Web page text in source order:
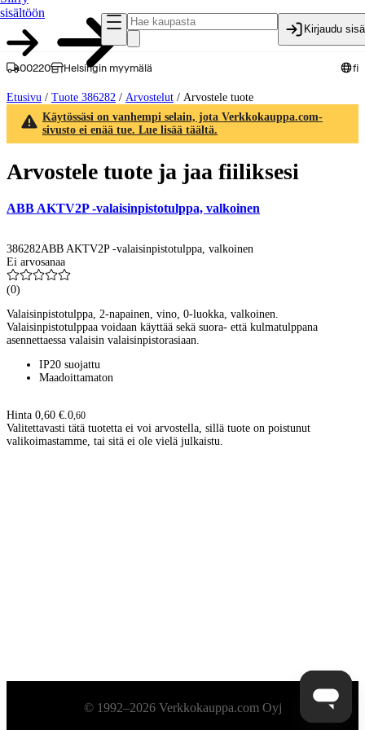
sisältöön
Kirjaudu
00220 Helsingin myymälä fi
Etusivu / Tuote 386282 / Arvostelut / Arvostele tuote
Käytössäsi on vanhempi selain, jota Verkkokauppa.com-
sivusto ei enää tue. Lue lisää täältä.
Arvostele tuote ja jaa fiiliksesi
ABB AKTV2P -valaisinpistotulppa, valkoinen
386282ABB AKTV2P -valaisinpistotulppa, valkoinen
Ei arvosanaa
(0)
Valaisinpistotulppa, 2-napainen, vino, 0-luokka, valkoinen.
Valaisinpistotulppaa voidaan käyttää sekä suora- että kulmatulppana
asennettaessa valaisin valaisinpistorasiaan.
IP20 suojattu
Maadoittamaton
Hinta 0,60 €. 0,60
Valitettavasti tätä tuotetta ei voi arvostella, sillä tuote on poistunut
valikoimastamme, tai sitä ei ole vielä julkaistu.
Alatunniste© 1992–2026 Verkkokauppa.com Oyj